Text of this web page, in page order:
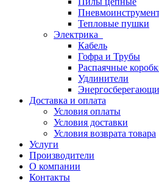
Тепловые пушки
Электрика
Кабель
Гофра и Трубы
Распаячные
Удлинители
Доставка и оплата
Условия оплаты
Условия доставки
Условия возврата товара
Услуги
Производители
О компании
Контакты